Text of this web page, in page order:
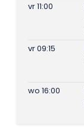
vr 11:00
vr 09:15
wo 16:00